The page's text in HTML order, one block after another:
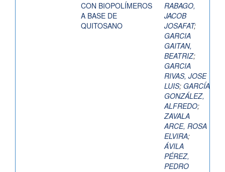
CON BIOPOLÍMEROS
A BASE DE
QUITOSANO
RABAGO,
JACOB
JOSAFAT;
GARCIA
GAITAN,
BEATRIZ;
GARCIA
RIVAS, JOSE
LUIS; GARCÍA
GONZÁLEZ,
ALFREDO;
ZAVALA
ARCE, ROSA
ELVIRA;
ÁVILA
PÉREZ,
PEDRO